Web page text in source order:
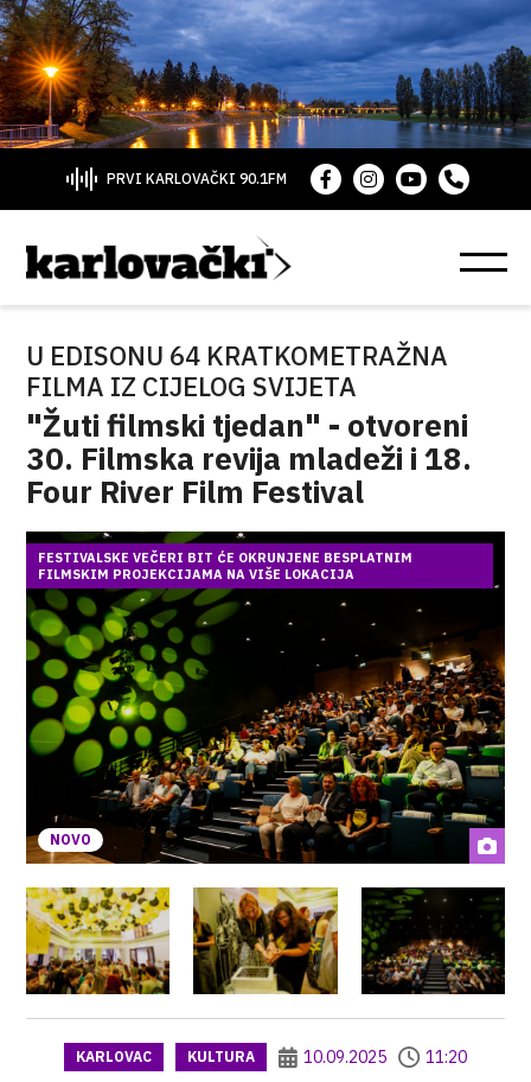
PRVI KARLOVAČKI 90.1FM
U EDISONU 64 KRATKOMETRAŽNA
FILMA IZ CIJELOG SVIJETA
"Žuti filmski tjedan" - otvoreni
30. Filmska revija mladeži i 18.
Four River Film Festival
NOVO
FESTIVALSKE VEČERI BIT ĆE OKRUNJENE BESPLATNIM
FILMSKIM PROJEKCIJAMA NA VIŠE LOKACIJA
KARLOVAC KULTURA 10.09.2025
11:20